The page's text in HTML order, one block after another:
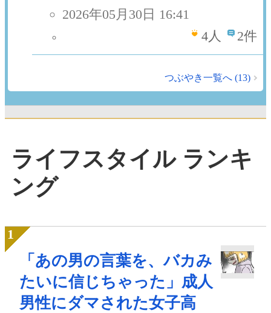
2026年05月30日 16:41
4 人 2件
つぶやき一覧へ (13)
ライフスタイル ランキ
ング
「あの男の言葉を、バカみ
たいに信じちゃった」成人
男性にダマされた女子高